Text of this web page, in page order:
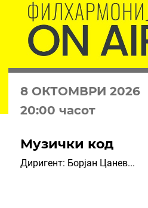
8 OКТОМВРИ 2026
20:00 часот
Музички код
Диригент: Борјан Цанев...